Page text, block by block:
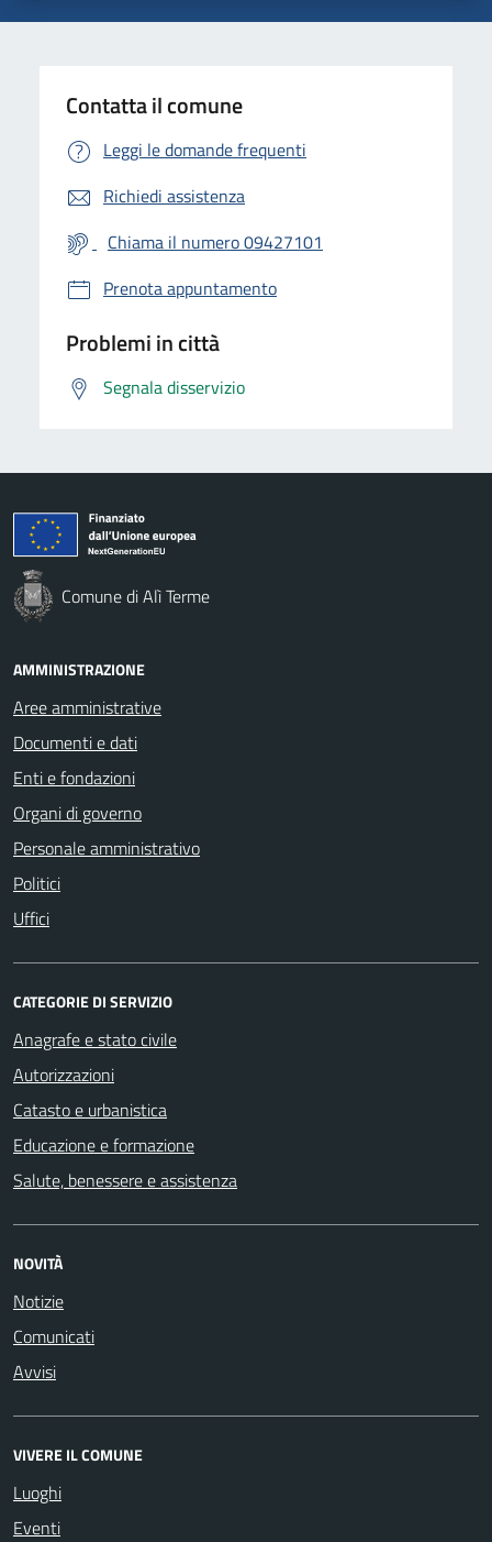
Contatta il comune
Leggi le domande frequenti
Richiedi assistenza
Chiama il numero 09427101
Prenota appuntamento
Problemi in città
Segnala disservizio
Comune di Alì Terme
AMMINISTRAZIONE
Aree amministrative
Documenti e dati
Enti e fondazioni
Organi di governo
Personale amministrativo
Politici
Uffici
CATEGORIE DI SERVIZIO
Anagrafe e stato civile
Autorizzazioni
Catasto e urbanistica
Educazione e formazione
Salute, benessere e assistenza
NOVITÀ
Notizie
Comunicati
Avvisi
VIVERE IL COMUNE
Luoghi
Eventi